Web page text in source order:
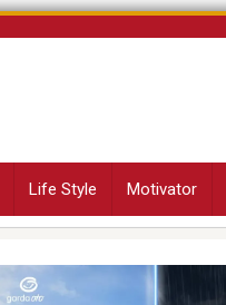
Life Style Motivator